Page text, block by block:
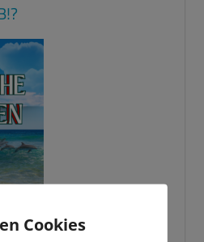
Cookies